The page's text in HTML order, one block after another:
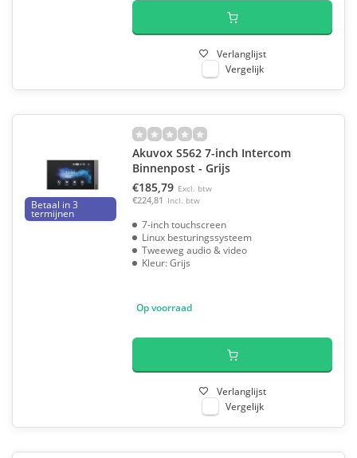
Verlanglijst
Vergelijk
Betaal in 3
termijnen
Akuvox S562 7-inch Intercom
Binnenpost - Grijs
€185,79 Excl. btw
€224,81 Incl. btw
7-inch touchscreen
Linux besturingssysteem
Tweeweg audio & video
Kleur: Grijs
Op voorraad
Verlanglijst
Vergelijk